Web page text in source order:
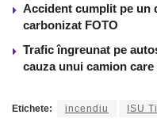
Accident cumplit pe un
carbonizat FOTO
Trafic îngreunat pe
cauza unui camion
Etichete: incendiu ISU